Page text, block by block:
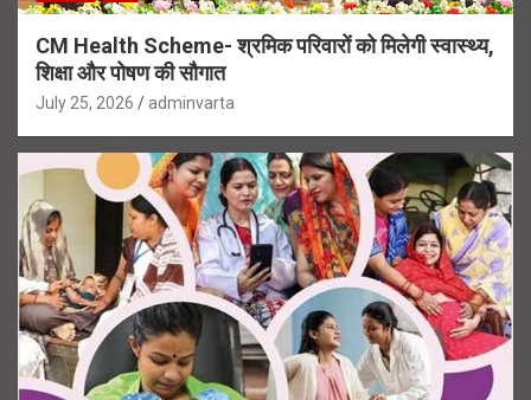
CM Health Scheme- श्रमिक परिवारों को मिलेगी स्वास्थ्य,
शिक्षा और पोषण की सौगात
July 25, 2026 adminvarta